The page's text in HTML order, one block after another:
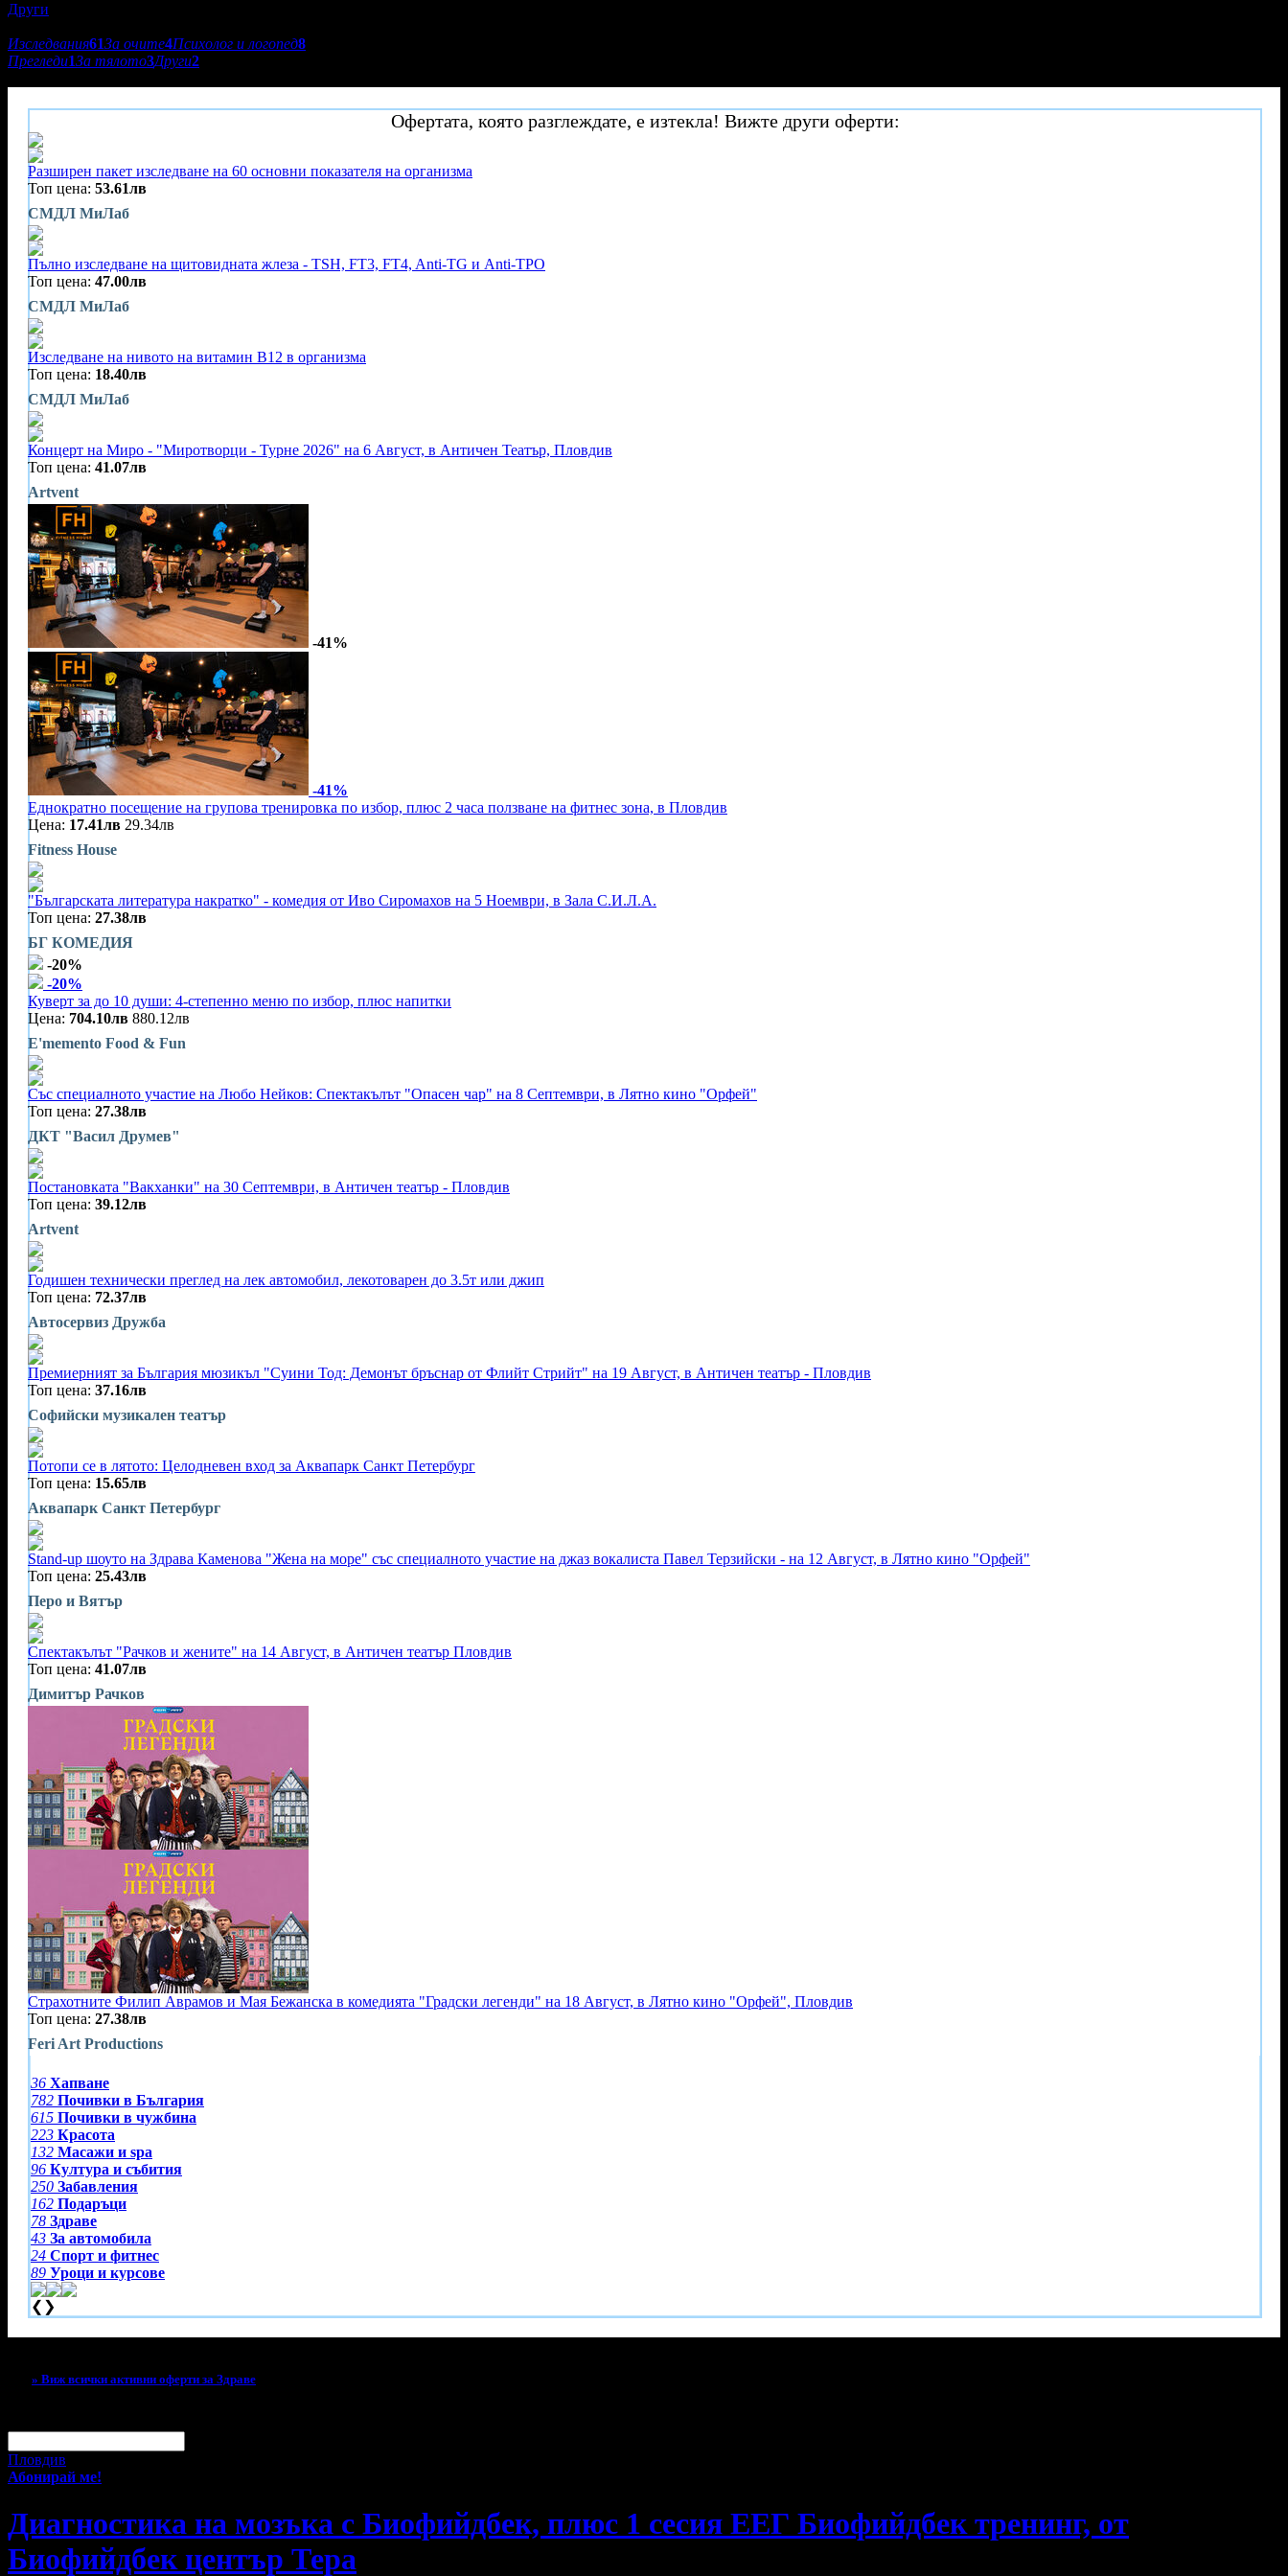
Други
Изследвания61За очите4Психолог и логопед8
Прегледи1За тялото3Други2
Офертата, която разглеждате, е изтекла! Вижте други оферти:
Разширен пакет изследване на 60 основни показателя на организма
Топ цена: 53.61лв
СМДЛ МиЛаб
Пълно изследване на щитовидната жлеза - TSH, FT3, FT4, Anti-TG и Anti-TPO
Топ цена: 47.00лв
СМДЛ МиЛаб
Изследване на нивото на витамин В12 в организма
Топ цена: 18.40лв
СМДЛ МиЛаб
Концерт на Миро - "Миротворци - Турне 2026" на 6 Август, в Античен Театър, Пловдив
Топ цена: 41.07лв
Artvent
-41%
-41%
Еднократно посещение на групова тренировка по избор, плюс 2 часа ползване на фитнес зона, в Пловдив
Цена: 17.41лв 29.34лв
Fitness House
"Българската литература накратко" - комедия от Иво Сиромахов на 5 Ноември, в Зала С.И.Л.А.
Топ цена: 27.38лв
БГ КОМЕДИЯ
-20%
-20%
Куверт за до 10 души: 4-степенно меню по избор, плюс напитки
Цена: 704.10лв 880.12лв
E'memento Food & Fun
Със специалното участие на Любо Нейков: Спектакълът "Опасен чар" на 8 Септември, в Лятно кино "Орфей"
Топ цена: 27.38лв
ДКТ "Васил Друмев"
Постановката "Вакханки" на 30 Септември, в Античен театър - Пловдив
Топ цена: 39.12лв
Artvent
Годишен технически преглед на лек автомобил, лекотоварен до 3.5т или джип
Топ цена: 72.37лв
Автосервиз Дружба
Премиерният за България мюзикъл "Суини Тод: Демонът бръснар от Флийт Стрийт" на 19 Август, в Античен театър - Пловдив
Топ цена: 37.16лв
Софийски музикален театър
Потопи се в лятото: Целодневен вход за Аквапарк Санкт Петербург
Топ цена: 15.65лв
Аквапарк Санкт Петербург
Stand-up шоуто на Здрава Каменова "Жена на море" със специалното участие на джаз вокалиста Павел Терзийски - на 12 Август, в Лятно кино "Орфей"
Топ цена: 25.43лв
Перо и Вятър
Спектакълът "Рачков и жените" на 14 Август, в Античен театър Пловдив
Топ цена: 41.07лв
Димитър Рачков
Страхотните Филип Аврамов и Мая Бежанска в комедията "Градски легенди" на 18 Август, в Лятно кино "Орфей", Пловдив
Топ цена: 27.38лв
Feri Art Productions
36 Хапване
782 Почивки в България
615 Почивки в чужбина
223 Красота
132 Масажи и spa
96 Култура и събития
250 Забавления
162 Подаръци
78 Здраве
43 За автомобила
24 Спорт и фитнес
89 Уроци и курсове
❮ ❯
» Виж всички активни оферти за Здраве
Пловдив
Абонирай ме!
Диагностика на мозъка с Биофийдбек, плюс 1 сесия ЕЕГ Биофийдбек тренинг, от
Биофийдбек център Тера